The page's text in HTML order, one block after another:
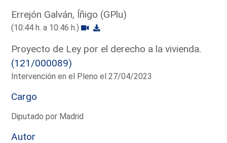
Errejón Galván, Íñigo (GPlu)
(10:44 h. a 10:46 h.)
Proyecto de Ley por el derecho a la vivienda.
(121/000089)
Intervención en el Pleno el 27/04/2023
Cargo
Diputado por Madrid
Autor